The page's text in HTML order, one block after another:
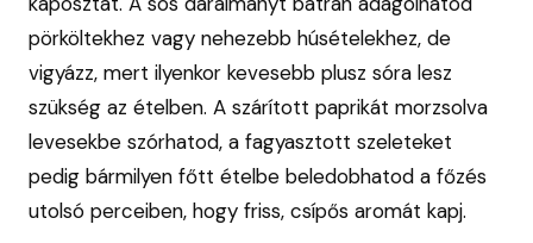
pörköltekhez vagy nehezebb húsételekhez, de
vigyázz, mert ilyenkor kevesebb plusz sóra lesz
szükség az ételben. A szárított paprikát morzsolva
levesekbe szórhatod, a fagyasztott szeleteket
pedig bármilyen főtt ételbe beledobhatod a főzés
utolsó perceiben, hogy friss, csípős aromát kapj.